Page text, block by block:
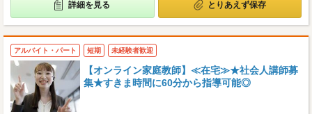
詳細を見る とりあえず保存
アルバイト・パート 短期 未経験者歓迎
【オンライン家庭教師】≪在宅≫★社会人講師募
集★すきま時間に60分から指導可能◎